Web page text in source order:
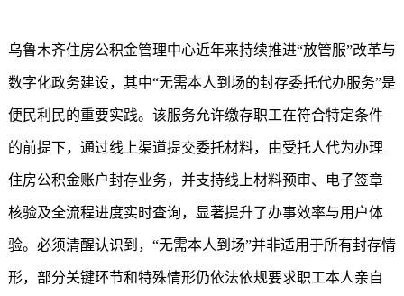
乌鲁木齐住房公积金管理中心近年来持续推进“放管服”改革与
数字化政务建设，其中“无需本人到场的封存委托代办服务”是
便民利民的重要实践。该服务允许缴存职工在符合特定条件
的前提下，通过线上渠道提交委托材料，由受托人代为办理
住房公积金账户封存业务，并支持线上材料预审、电子签章
核验及全流程进度实时查询，显著提升了办事效率与用户体
验。必须清醒认识到，“无需本人到场”并非适用于所有封存情
形，部分关键环节和特殊情形仍依法依规要求职工本人亲自